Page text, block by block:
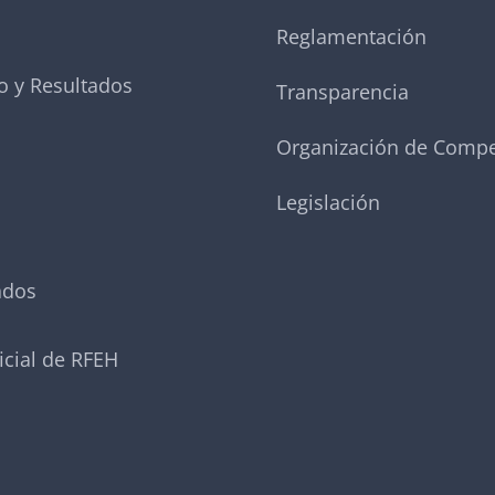
y Resultados
de RFEH
Reglamentación
Transparencia
Organización de
Legislación